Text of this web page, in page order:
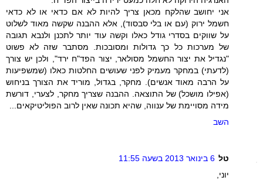
אני יחושב שהלקח מכאן צריך להיות לא אם כדאי או לא כדאי
חשמל ירוק (עם או בלי סבסוד), אלא ההבנה שקשה מאוד לשלוט
על שווקים בסדרי גודל כאלו וקשה עוד יותר לתכנן ולנבא תגובה
של מערכות כל כך גדולות ומסובכות. מסתבר שזה לא פשוט
"נגדיל את יצור החשמל מסולאר, יצור הפד"ח ירד", ולכן יש צורך
(לדעתי) במחקר מעמיק לפני שעושים החלטות כאלו (שמשפיעות
על הרבה מאוד אנשים). מחקר, בגדול, מוריד את הצורך בניחוש
(אפילו מושכל) של התוצאה. ההבנה שצריך מחקר, לצערי, דורשת
מידה מסויימת של ענווה, שהיא תכונה שאין לרוב הפוליטיקאים...
השב
טל 6 בינואר 2013 בשעה 11:55
יוני,